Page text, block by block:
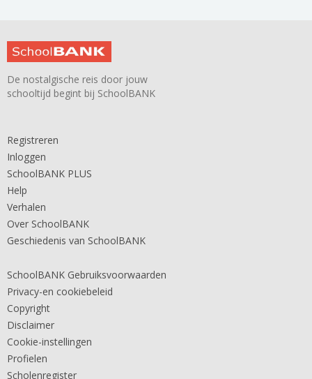
De nostalgische reis door jouw
schooltijd begint bij SchoolBANK
Registreren
Inloggen
SchoolBANK PLUS
Help
Verhalen
Over SchoolBANK
Geschiedenis van SchoolBANK
SchoolBANK Gebruiksvoorwaarden
Privacy-en cookiebeleid
Copyright
Disclaimer
Cookie-instellingen
Profielen
Scholenregister